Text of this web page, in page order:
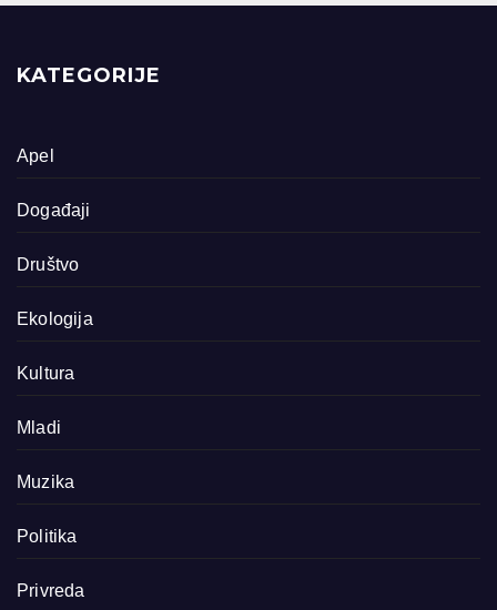
KATEGORIJE
Apel
Događaji
Društvo
Ekologija
Kultura
Mladi
Muzika
Politika
Privreda